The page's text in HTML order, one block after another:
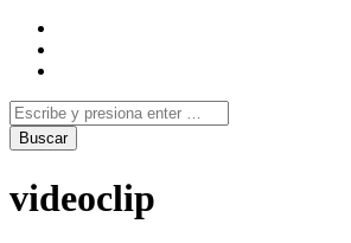
videoclip